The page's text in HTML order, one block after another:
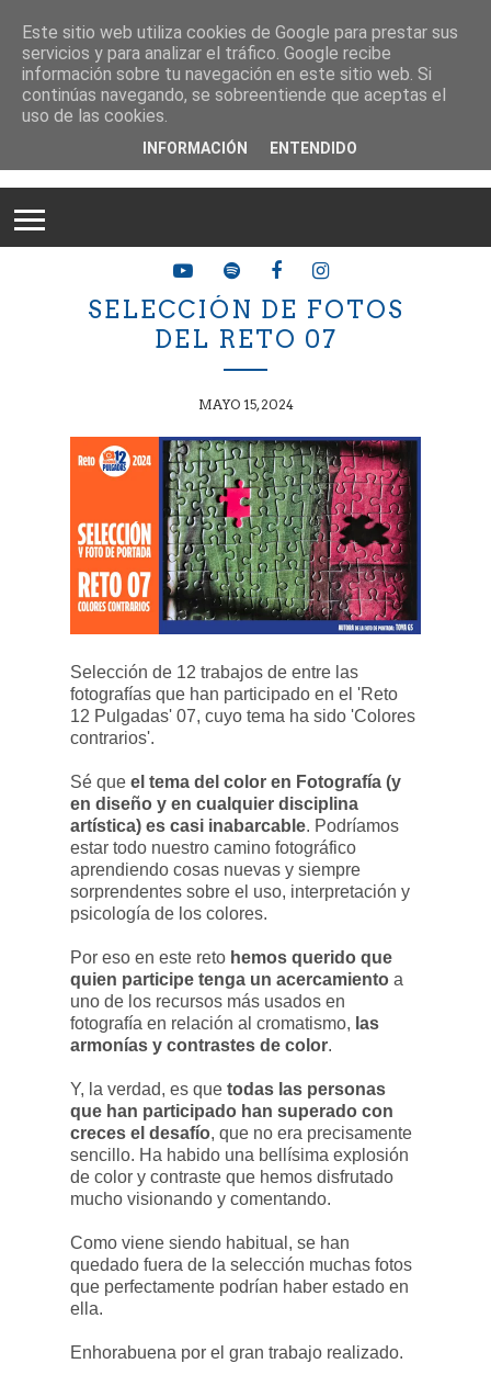
SELECCIÓN DE FOTOS
DEL RETO 07
MAYO 15, 2024
Selección de 12 trabajos de entre las
fotografías que han participado en el 'Reto
12 Pulgadas' 07, cuyo tema ha sido 'Colores
contrarios'.
Sé que el tema del color en Fotografía (y
en diseño y en cualquier disciplina
artística) es casi inabarcable. Podríamos
estar todo nuestro camino fotográfico
aprendiendo cosas nuevas y siempre
sorprendentes sobre el uso, interpretación y
psicología de los colores.
Por eso en este reto hemos querido que
quien participe tenga un acercamiento a
uno de los recursos más usados en
fotografía en relación al cromatismo, las
armonías y contrastes de color.
Y, la verdad, es que todas las personas
que han participado han superado con
creces el desafío, que no era precisamente
sencillo. Ha habido una bellísima explosión
de color y contraste que hemos disfrutado
mucho visionando y comentando.
Como viene siendo habitual, se han
quedado fuera de la selección muchas fotos
que perfectamente podrían haber estado en
ella.
Enhorabuena por el gran trabajo realizado.
Este sitio web utiliza cookies de Google para prestar sus
servicios y para analizar el tráfico. Google recibe
información sobre tu navegación en este sitio web. Si
continúas navegando, se sobreentiende que aceptas el
uso de las cookies.
INFORMACIÓN ENTENDIDO